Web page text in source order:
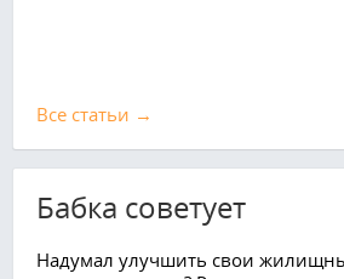
Все cтатьи →
Бабка советует
​Надумал улучшить свои